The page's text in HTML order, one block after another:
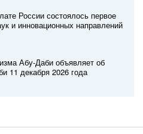
России состоялось первое
и инновационных направлений
Абу-Даби объявляет об
11 декабря 2026 года